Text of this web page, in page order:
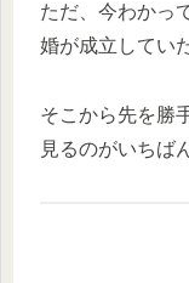
ただ、今わかっ
婚が成立してい
そこから先を勝
見るのがいちば